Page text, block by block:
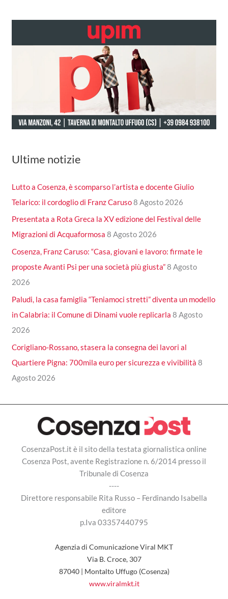
Ultime notizie
Lutto a Cosenza, è scomparso l’artista e docente Giulio
Telarico: il cordoglio di Franz Caruso8 Agosto 2026
Presentata a Rota Greca la XV edizione del Festival delle
Migrazioni di Acquaformosa 8 Agosto 2026
Cosenza, Franz Caruso: “Casa, giovani e lavoro: firmate le
proposte Avanti Psi per una società più giusta”8 Agosto
2026
Paludi, la casa famiglia “Teniamoci stretti” diventa un modello
in Calabria: il Comune di Dinami vuole replicarla 8 Agosto
2026
Corigliano-Rossano, stasera la consegna dei lavori al
Quartiere Pigna: 700mila euro per sicurezza e vivibilità 8
Agosto 2026
CosenzaPost.it è il sito della testata giornalistica online
Cosenza Post, avente Registrazione n. 6/2014 presso il
Tribunale di Cosenza
----
Direttore responsabile Rita Russo – Ferdinando Isabella
editore
p.Iva 03357440795
Agenzia di Comunicazione Viral MKT
Via B. Croce, 307
87040 | Montalto Uffugo (Cosenza)
www.viralmkt.it